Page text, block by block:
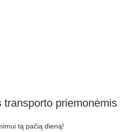
priemonėmis
tą pačią dieną!